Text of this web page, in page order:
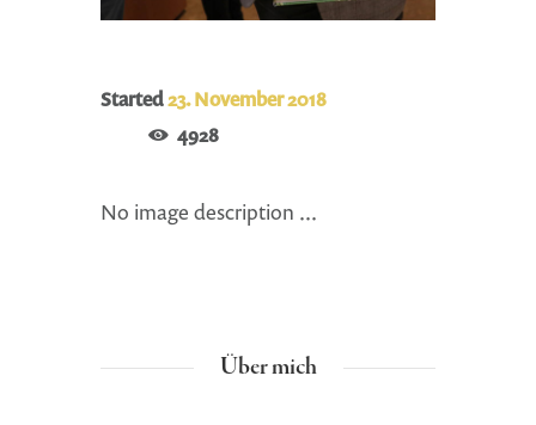
Started23. November 2018
4928
No image description ...
Über mich